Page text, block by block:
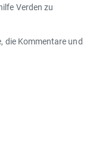
Verden zu
die Kommentare und